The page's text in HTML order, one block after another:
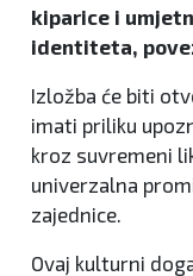
kiparice i
identiteta,
Izložba će biti
imati priliku
kroz suvremeni
univerzalna
zajednice.
Ovaj kulturni